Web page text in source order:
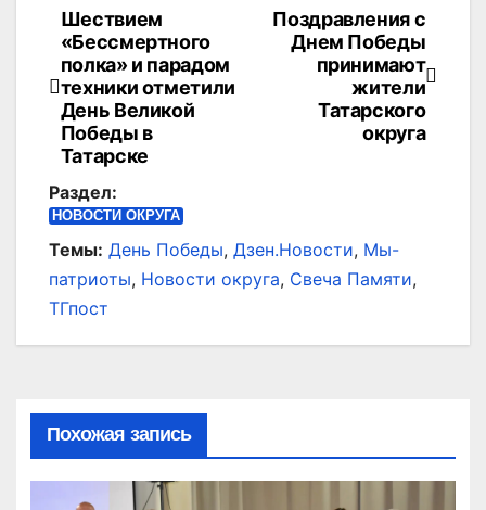
Навигация
по
записям
Поздравления с
Днем Победы
принимают
жители
Татарского
округа
Шествием
«Бессмертного
полка» и парадом
техники отметили
День Великой
Победы в
Татарске
Раздел:
НОВОСТИ ОКРУГА
Темы: День Победы, Дзен.Новости, Мы-
патриоты, Новости округа, Свеча Памяти,
ТГпост
Похожая запись